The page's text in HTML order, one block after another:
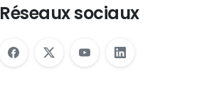
Réseaux sociaux